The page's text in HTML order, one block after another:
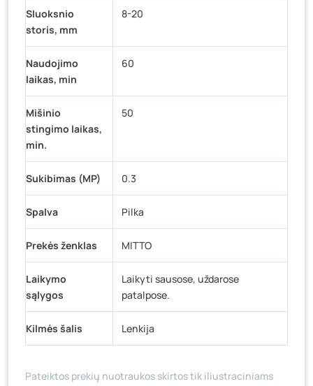
Sluoksnio
storis, mm
8-20
Naudojimo
laikas, min
60
Mišinio
stingimo laikas,
min.
50
Sukibimas (MP) 0.3
Spalva Pilka
Prekės ženklas MITTO
Laikymo
sąlygos
Laikyti sausose, uždarose
patalpose.
Kilmės šalis Lenkija
Pateiktos prekių nuotraukos skirtos tik iliustraciniams